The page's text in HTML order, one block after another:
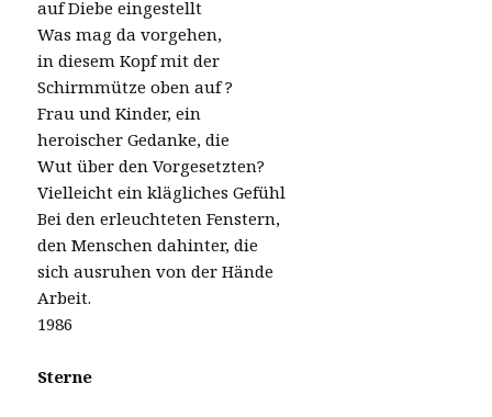
auf Diebe eingestellt
Was mag da vorgehen,
in diesem Kopf mit der
Schirmmütze oben auf ?
Frau und Kinder, ein
heroischer Gedanke, die
Wut über den Vorgesetzten?
Vielleicht ein klägliches Gefühl
Bei den erleuchteten Fenstern,
den Menschen dahinter, die
sich ausruhen von der Hände
Arbeit.
1986
Sterne